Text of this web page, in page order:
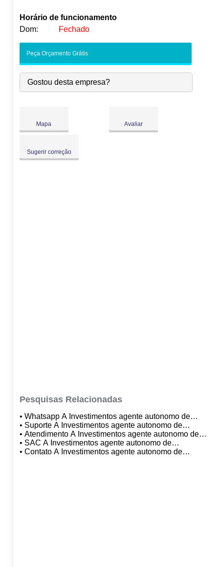
Horário de funcionamento
Dom:
Fechado
-
Qua:
09:00-18:00
Qui:
09:00-18:00
●
Peça Orçamento Grátis
Gostou desta empresa?
Mapa Avaliar
Sugerir correção
Pesquisas Relacionadas
• Whatsapp A Investimentos agente autonomo de
investimentos
• Suporte A Investimentos agente autonomo de
investimentos
• Atendimento A Investimentos agente autonomo de
investimentos
• SAC A Investimentos agente autonomo de
investimentos
• Contato A Investimentos agente autonomo de